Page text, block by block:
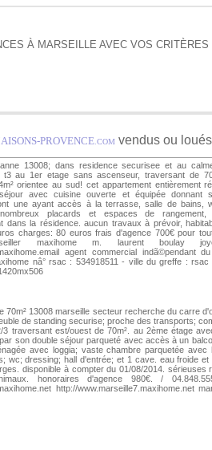
À MARSEILLE AVEC VOS CRITÈRES
PROVENCE .COM vendus ou loués
13008; dans residence securisee et au
t3 au 1er etage sans ascenseur, traversant de
orientee au sud! cet appartement entièrement
avec cuisine ouverte et équipée donnant
une ayant accès à la terrasse, salle de bains,
nombreux placards et espaces de
dans la résidence. aucun travaux à prévoir,
charges: 80 euros frais d'agence 700€ pour
maxihome m. laurent boulay
agent commercial indã©pendant
nâ° rsac : 534918511 - ville du greffe : rsac
70m² 13008 marseille secteur recherche du carre
de standing securise; proche des transports;
3 traversant est/ouest de 70m². au 2ème étage
son double séjour parqueté avec accès à un
avec loggia; vaste chambre parquetée avec
wc; dressing; hall d'entrée; et 1 cave. eau froide et
disponible à compter du 01/08/2014. sérieuses
honoraires d'agence 980€. /
http://www.marseille7.maxihome.net